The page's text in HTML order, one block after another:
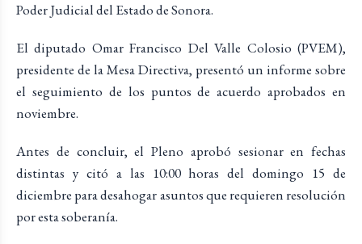
Poder Judicial del Estado de Sonora.
El diputado Omar Francisco Del Valle Colosio (PVEM),
presidente de la Mesa Directiva, presentó un informe sobre
el seguimiento de los puntos de acuerdo aprobados en
noviembre.
Antes de concluir, el Pleno aprobó sesionar en fechas
distintas y citó a las 10:00 horas del domingo 15 de
diciembre para desahogar asuntos que requieren resolución
por esta soberanía.